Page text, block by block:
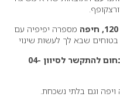
מספרה יפיפיה עם
שבא לך לעשות שינוי
ממליצים בחום להתקשר לסיוון 04-
וגם בלתי נשכחת.